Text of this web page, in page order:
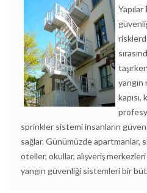
Yapılar
yangın
kapısı,
sprinkler sistemi insanların
sağlar. Günümüzde apartmanlar,
oteller, okullar, alışveriş
yangın güvenliği sistemleri bir